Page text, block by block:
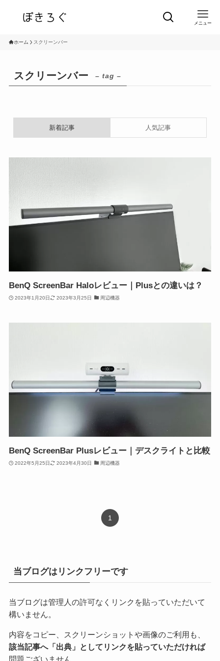
メニュー
ホーム スクリーンバー
スクリーンバー – tag –
新着記事 人気記事
BenQ ScreenBar Haloレビュー｜Plusとの違いは？
2023年1月20日 2023年3月25日 周辺機器
BenQ ScreenBar Plusレビュー｜デスクライトと比較
2022年5月25日 2023年4月30日 周辺機器
1
当ブログはリンクフリーです
当ブログは管理人の許可なくリンクを貼っていただいて
構いません。
内容をコピー、スクリーンショットや画像のご利用も、
該当記事へ「出典」としてリンクを貼っていただければ